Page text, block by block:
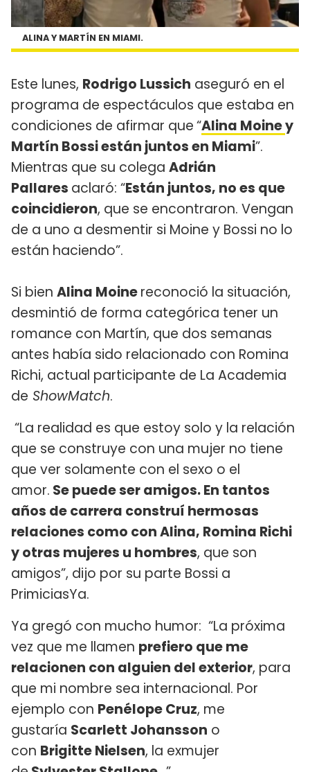
ALINA Y MARTÍN EN MIAMI.
Este lunes, Rodrigo Lussich aseguró en el
programa de espectáculos que estaba en
condiciones de afirmar que“Alina Moiney
Martín Bossi están juntos en Miami”.
Mientras que su colega Adrián
Pallares aclaró: “Están juntos, no es que
coincidieron, que se encontraron. Vengan
de a uno a desmentir si Moine y Bossi no lo
están haciendo”.
Si bien Alina Moinereconoció la situación,
desmintió de forma categórica tener un
romance con Martín, que dos semanas
antes había sido relacionado con Romina
Richi, actual participante de La Academia
de ShowMatch.
“La realidad es que estoy solo y la relación
que se construye con una mujer no tiene
que ver solamente con el sexo o el
amor. Se puede ser amigos. En tantos
años de carrera construí hermosas
relaciones como con Alina, Romina Richi
y otras mujeres u hombres, que son
amigos”, dijo por su parte Bossi a
PrimiciasYa.
Ya gregó con mucho humor: “La próxima
vez que me llamen prefiero que me
relacionen con alguien del exterior, para
que mi nombre sea internacional. Por
ejemplo con Penélope Cruz, me
gustaría Scarlett Johansson o
con Brigitte Nielsen, la exmujer